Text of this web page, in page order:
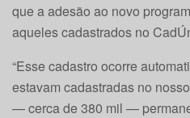
que a adesão ao novo
aqueles cadastrados no
“Esse cadastro ocorre
estavam cadastradas no
— cerca de 380 mil —